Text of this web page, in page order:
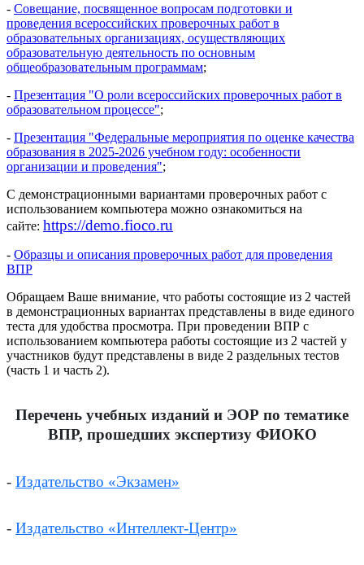
- Совещание, посвященное вопросам подготовки и
проведения всероссийских проверочных работ в
образовательных организациях, осуществляющих
образовательную деятельность по основным
общеобразовательным программам;
- Презентация "О роли всероссийских проверочных работ в
образовательном процессе";
- Презентация "Федеральные мероприятия по оценке качества
образования в 2025-2026 учебном году: особенности
организации и проведения";
C демонстрационными вариантами проверочных работ с
использованием компьютера можно ознакомиться на
сайте: https://demo.fioco.ru
- Образцы и описания проверочных работ для проведения
ВПР
Обращаем Ваше внимание, что работы состоящие из 2 частей
в демонстрационных вариантах представлены в виде единого
теста для удобства просмотра. При проведении ВПР с
использованием компьютера работы состоящие из 2 частей у
участников будут представлены в виде 2 раздельных тестов
(часть 1 и часть 2).
Перечень учебных изданий и ЭОР по тематике
ВПР, прошедших экспертизу ФИОКО
- Издательство «Экзамен»
- Издательство «Интеллект-Центр»